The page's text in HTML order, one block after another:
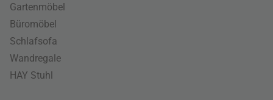
Gartenmöbel
Büromöbel
Schlafsofa
Wandregale
HAY Stuhl